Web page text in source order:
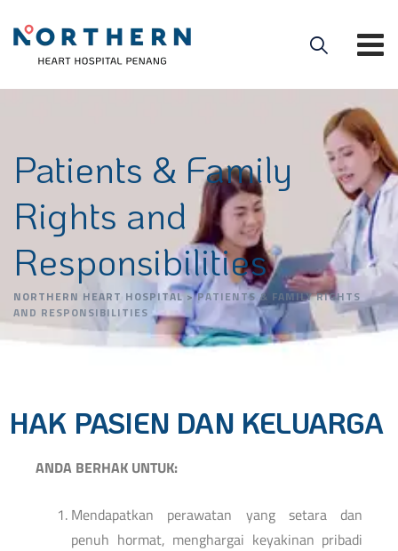
Patients & Family
Rights and
Responsibilities
NORTHERN HEART HOSPITAL>PATIENTS & FAMILY RIGHTS
AND RESPONSIBILITIES
HAK PASIEN DAN KELUARGA
ANDA BERHAK UNTUK:
Mendapatkan perawatan yang setara dan
penuh hormat, menghargai keyakinan pribadi